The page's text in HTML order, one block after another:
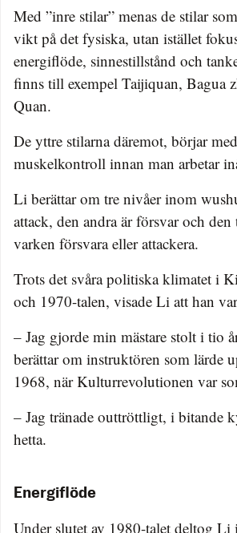
Med ”inre stilar” menas de stilar
vikt på det fysiska, utan istället
energiflöde, sinnestillstånd och
finns till exempel Taijiquan, Bagua
Quan.
De yttre stilarna däremot, börjar
muskelkontroll innan man arbetar
Li berättar om tre nivåer inom
attack, den andra är försvar och den
varken försvara eller attackera.
Trots det svåra politiska klimatet i
och 1970-talen, visade Li att han
– Jag gjorde min mästare stolt i tio
berättar om instruktören som lärde
1968, när Kulturrevolutionen var
– Jag tränade outtröttligt, i bitande
hetta.
Energiflöde
Under slutet av 1980-talet deltog Li